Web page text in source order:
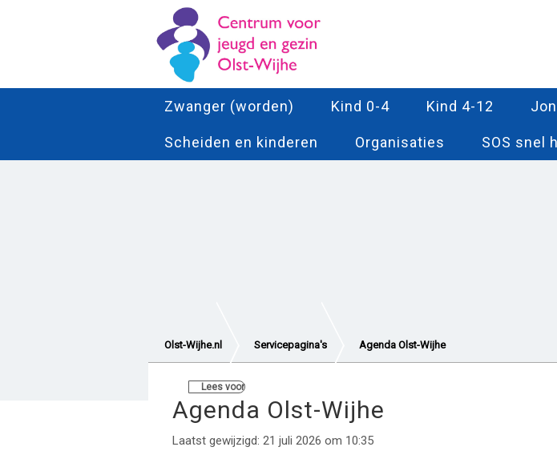
Zwanger (worden) Kind 0-4 Kind 4-12
Scheiden en kinderen Organisaties SOS snel
Olst-Wijhe.nl Servicepagina's Agenda Olst-Wijhe
Lees voor
Agenda Olst-Wijhe
Laatst gewijzigd: 21 juli 2026 om 10:35